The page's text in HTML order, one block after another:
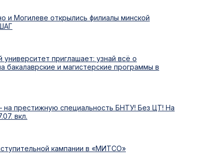
и Могилеве открылись филиалы минской
университет приглашает: узнай всё о
бакалаврские и магистерские программы в
престижную специальность БНТУ! Без ЦТ! На
вкл.
кампании в «МИТСО»